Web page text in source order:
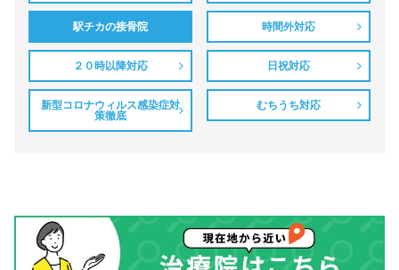
駅チカの接骨院 時間外対応
２０時以降対応 日祝対応
新型コロナウィルス感染症対
策徹底
むちうち対応